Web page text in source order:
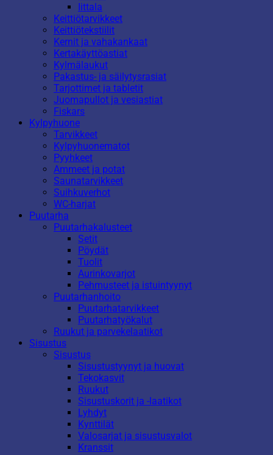
Iittala
Keittiötarvikkeet
Keittiötekstiilit
Kernit ja vahakankaat
Kertakäyttöastiat
Kylmälaukut
Pakastus- ja säilytysrasiat
Tarjottimet ja tabletit
Juomapullot ja vesiastiat
Fiskars
Kylpyhuone
Tarvikkeet
Kylpyhuonematot
Pyyhkeet
Ammeet ja potat
Saunatarvikkeet
Suihkuverhot
WC-harjat
Puutarha
Puutarhakalusteet
Setit
Pöydät
Tuolit
Aurinkovarjot
Pehmusteet ja istuintyynyt
Puutarhanhoito
Puutarhatarvikkeet
Puutarhatyökalut
Ruukut ja parvekelaatikot
Sisustus
Sisustus
Sisustustyynyt ja huovat
Tekokasvit
Ruukut
Sisustuskorit ja -laatikot
Lyhdyt
Kynttilät
Valosarjat ja sisustusvalot
Kranssit